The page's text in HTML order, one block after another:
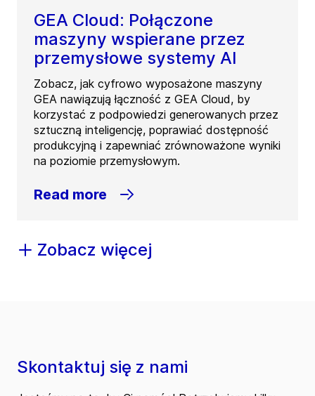
GEA Cloud: Połączone
maszyny wspierane przez
przemysłowe systemy AI
Zobacz, jak cyfrowo wyposażone maszyny
GEA nawiązują łączność z GEA Cloud, by
korzystać z podpowiedzi generowanych przez
sztuczną inteligencję, poprawiać dostępność
produkcyjną i zapewniać zrównoważone wyniki
na poziomie przemysłowym.
Read more
Zobacz więcej
Skontaktuj się z nami